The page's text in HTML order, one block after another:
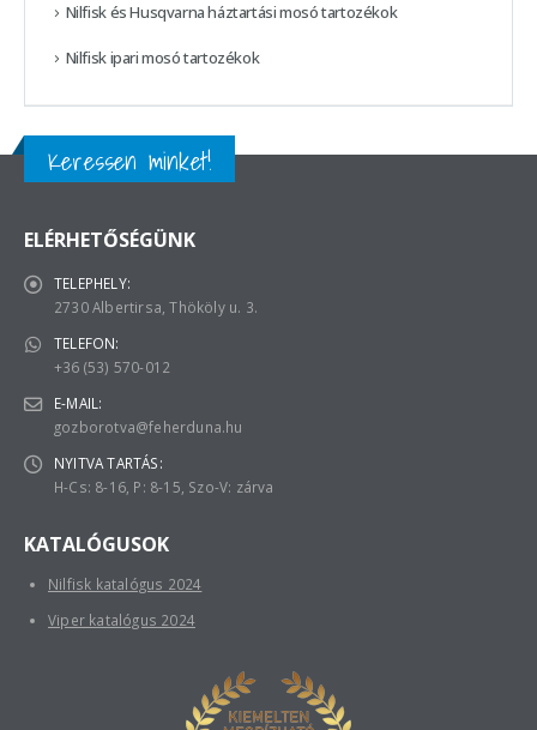
Nilfisk és Husqvarna háztartási mosó tartozékok
Nilfisk ipari mosó tartozékok
Keressen minket!
ELÉRHETŐSÉGÜNK
TELEPHELY:
2730 Albertirsa, Thököly u. 3.
TELEFON:
+36 (53) 570-012
E-MAIL:
gozborotva@feherduna.hu
NYITVA TARTÁS:
H-Cs: 8-16, P: 8-15, Szo-V: zárva
KATALÓGUSOK
Nilfisk katalógus 2024
Viper katalógus 2024